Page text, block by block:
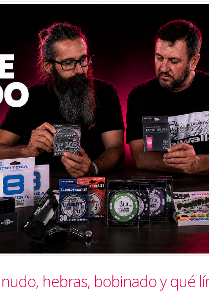
hebras, bobinado y qué